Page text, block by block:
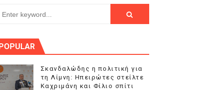
ΕΠΑΛ
Σκανδαλώδης η πολιτική για
τη Λίμνη: Ηπειρώτες στείλτε
Καχριμάνη και Φίλιο σπίτι